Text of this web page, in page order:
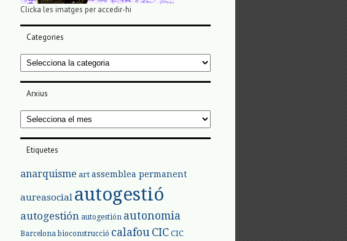
Clicka les imatges per accedir-hi
Categories
Categories
Arxius
Arxius
Etiquetes
anarquisme art assemblea permanent
aureasocial autogestió
autogestión autogestión autonomia
Barcelona bioconstrucció calafou CIC CIC